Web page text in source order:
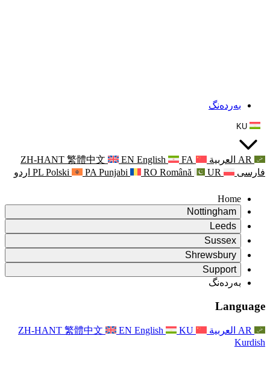
ZH-HANT 繁體中文
EN
PL Polski PA Punjabi اردو
Rapora
Rapora
Rapora
خێزان
ZH-HANT 繁體中文 EN